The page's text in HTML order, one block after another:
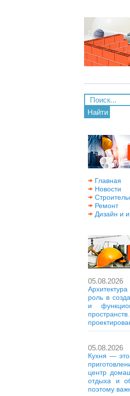
Найти
Главная
Новости
Ремонт
Дизайн и
05.08.2026
роль в
и
05.08.2026
Кухня —
центр
отдыха и
поэтому